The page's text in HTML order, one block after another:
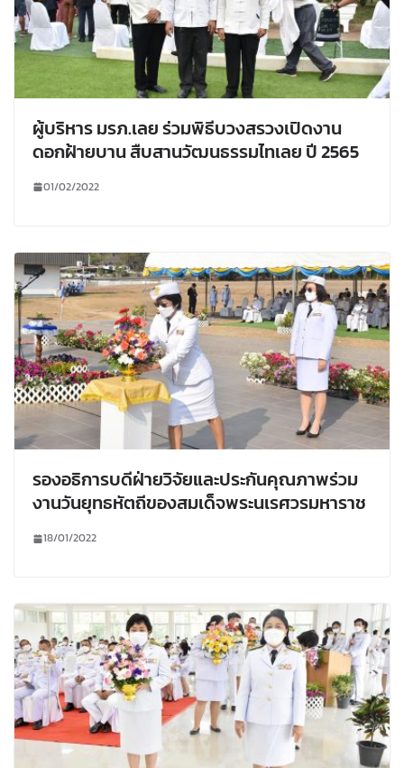
ผู้บริหาร มรภ.เลย ร่วมพิธีบวงสรวงเปิดงาน
ดอกฝ้ายบาน สืบสานวัฒนธรรมไทเลย ปี 2565
01/02/2022
รองอธิการบดีฝ่ายวิจัยและประกันคุณภาพร่วม
งานวันยุทธหัตถีของสมเด็จพระนเรศวรมหาราช
18/01/2022